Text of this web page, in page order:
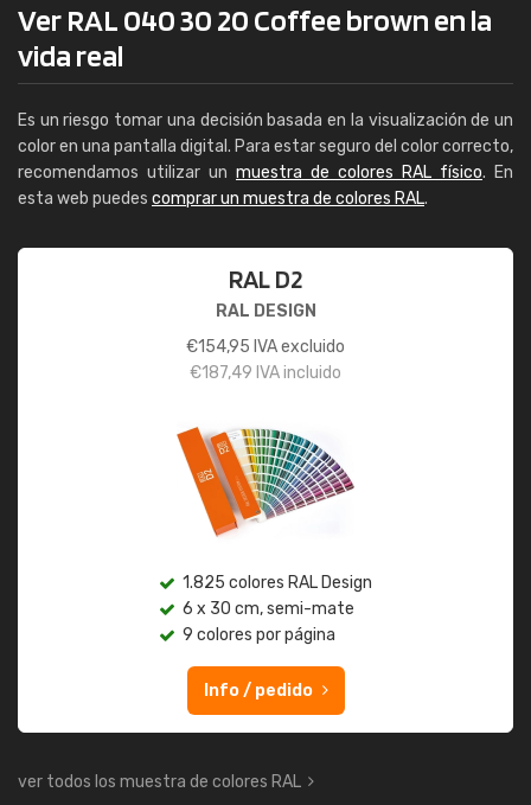
Ver RAL 040 30 20 Coffee brown en la
vida real
Es un riesgo tomar una decisión basada en la visualización de un
color en una pantalla digital. Para estar seguro del color correcto,
recomendamos utilizar un muestra de colores RAL físico. En
esta web puedes comprar un muestra de colores RAL.
RAL D2
RAL DESIGN
€154,95 IVA excluido
€187,49 IVA incluido
1.825 colores RAL Design
6 x 30 cm, semi-mate
9 colores por página
Info / pedido
ver todos los muestra de colores RAL